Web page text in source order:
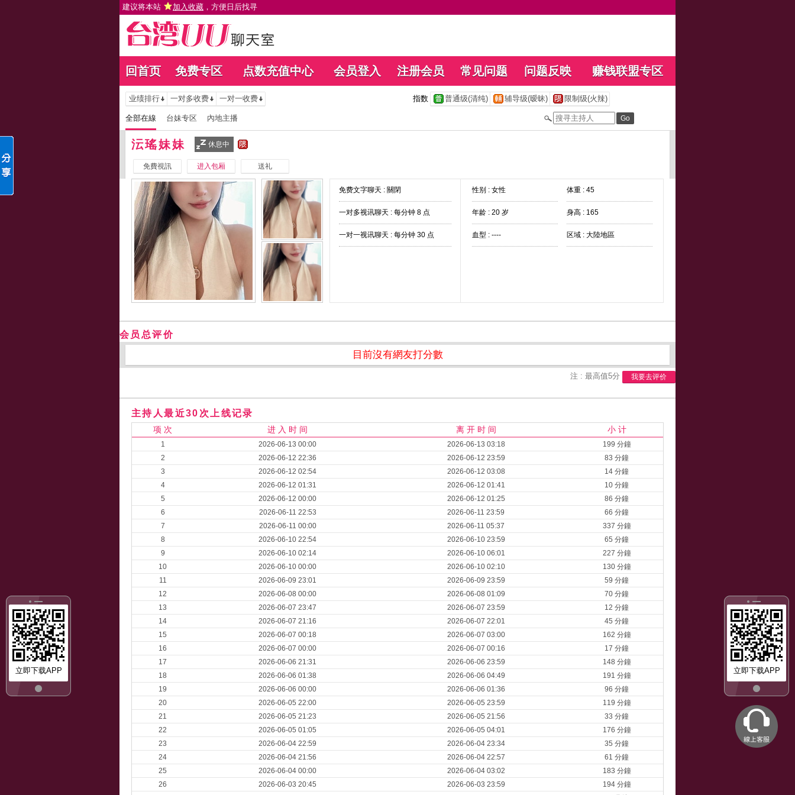
建议将本站 加入收藏 ，方便日后找寻
回首页 免费专区 点数充值中心 会员登入 注册会员 常见问题 问题反映 赚钱联盟专区
立即下载APP
立即下载APP
业绩排行 一对多收费 一对一收费 指数 普通级(清纯) 辅导级(暧昧) 限制级(火辣)
全部在線 台妹专区 內地主播
沄瑤妹妹 休息中
免費視訊 进入包厢 送礼
免费文字聊天 : 關閉
一对多视讯聊天 : 每分钟 8 点
一对一视讯聊天 : 每分钟 30 点
性别 : 女性 体重 : 45
年龄 : 20 岁 身高 : 165
血型 : ---- 区域 : 大陸地區
会员总评价
目前沒有網友打分數
注 : 最高值5分 我要去评价
主持人最近30次上线记录
项 次 进 入 时 间 离 开 时 间 小 计
1 2026-06-13 00:00 2026-06-13 03:18
199 分鐘
2
2026-06-12 22:36 2026-06-12 23:59
83 分鐘
3
2026-06-12 02:54 2026-06-12 03:08
14 分鐘
4
2026-06-12 01:31 2026-06-12 01:41
10 分鐘
5
2026-06-12 00:00 2026-06-12 01:25
86 分鐘
6
2026-06-11 22:53 2026-06-11 23:59
66 分鐘
7
2026-06-11 00:00 2026-06-11 05:37
337 分鐘
8
2026-06-10 22:54 2026-06-10 23:59
65 分鐘
9
2026-06-10 02:14 2026-06-10 06:01
227 分鐘
10
2026-06-10 00:00 2026-06-10 02:10
130 分鐘
11
2026-06-09 23:01 2026-06-09 23:59
59 分鐘
12
2026-06-08 00:00 2026-06-08 01:09
70 分鐘
13
2026-06-07 23:47 2026-06-07 23:59
12 分鐘
14
2026-06-07 21:16 2026-06-07 22:01
45 分鐘
15
2026-06-07 00:18 2026-06-07 03:00
162 分鐘
16
2026-06-07 00:00 2026-06-07 00:16
17 分鐘
17
2026-06-06 21:31 2026-06-06 23:59
148 分鐘
18
2026-06-06 01:38 2026-06-06 04:49
191 分鐘
19
2026-06-06 00:00 2026-06-06 01:36
96 分鐘
20
2026-06-05 22:00 2026-06-05 23:59
119 分鐘
21
2026-06-05 21:23 2026-06-05 21:56
33 分鐘
22
2026-06-05 01:05 2026-06-05 04:01
176 分鐘
23
2026-06-04 22:59 2026-06-04 23:34
35 分鐘
24
2026-06-04 21:56 2026-06-04 22:57
61 分鐘
25
2026-06-04 00:00 2026-06-04 03:02
183 分鐘
26
2026-06-03 20:45 2026-06-03 23:59
194 分鐘